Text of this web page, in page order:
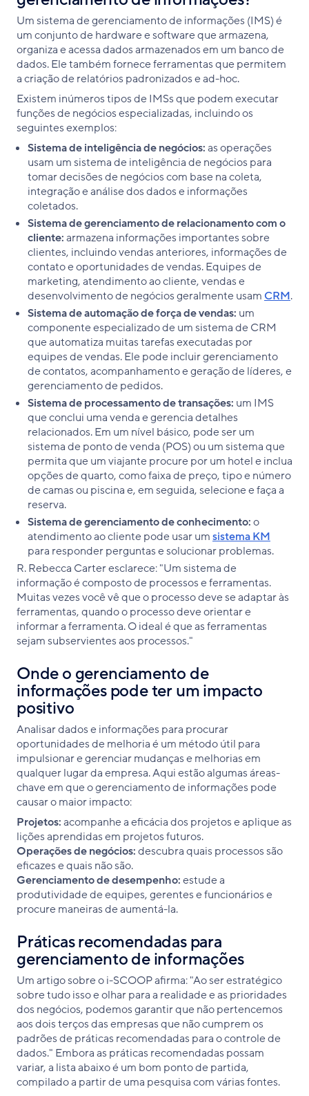
Um sistema de gerenciamento de informações (IMS) é
um conjunto de hardware e software que armazena,
organiza e acessa dados armazenados em um banco de
dados. Ele também fornece ferramentas que permitem
a criação de relatórios padronizados e ad-hoc.
Existem inúmeros tipos de IMSs que podem executar
funções de negócios especializadas, incluindo os
seguintes exemplos:
Sistema de inteligência de negócios:as operações
usam um sistema de inteligência de negócios para
tomar decisões de negócios com base na coleta,
integração e análise dos dados e informações
coletados.
Sistema de gerenciamento de relacionamento com o
cliente:armazena informações importantes sobre
clientes, incluindo vendas anteriores, informações de
contato e oportunidades de vendas. Equipes de
marketing, atendimento ao cliente, vendas e
desenvolvimento de negócios geralmente usam CRM.
Sistema de automação de força de vendas: um
componente especializado de um sistema de CRM
que automatiza muitas tarefas executadas por
equipes de vendas. Ele pode incluir gerenciamento
de contatos, acompanhamento e geração de líderes, e
gerenciamento de pedidos.
Sistema de processamento de transações: um IMS
que conclui uma venda e gerencia detalhes
relacionados. Em um nível básico, pode ser um
sistema de ponto de venda (POS) ou um sistema que
permita que um viajante procure por um hotel e inclua
opções de quarto, como faixa de preço, tipo e número
de camas ou piscina e, em seguida, selecione e faça a
reserva.
Sistema de gerenciamento de conhecimento:o
atendimento ao cliente pode usar umsistema KM
para responder perguntas e solucionar problemas.
R. Rebecca Carter esclarece: "Um sistema de
informação é composto de processos e ferramentas.
Muitas vezes você vê que o processo deve se adaptar às
ferramentas, quando o processo deve orientar e
informar a ferramenta. O ideal é que as ferramentas
sejam subservientes aos processos."
Onde o gerenciamento de
informações pode ter um impacto
positivo
Analisar dados e informações para procurar
oportunidades de melhoria é um método útil para
impulsionar e gerenciar mudanças e melhorias em
qualquer lugar da empresa. Aqui estão algumas áreas-
chave em que o gerenciamento de informações pode
causar o maior impacto:
Projetos:acompanhe a eficácia dos projetos e aplique as
lições aprendidas em projetos futuros.
Operações de negócios:descubra quais processos são
eficazes e quais não são.
Gerenciamento de desempenho:estude a
produtividade de equipes, gerentes e funcionários e
procure maneiras de aumentá-la.
Práticas recomendadas para
gerenciamento de informações
Um artigo sobre o i-SCOOP afirma: "Ao ser estratégico
sobre tudo isso e olhar para a realidade e as prioridades
dos negócios, podemos garantir que não pertencemos
aos dois terços das empresas que não cumprem os
padrões de práticas recomendadas para o controle de
dados." Embora as práticas recomendadas possam
variar, a lista abaixo é um bom ponto de partida,
compilado a partir de uma pesquisa com várias fontes.